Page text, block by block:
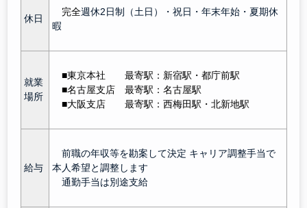
休日
完全週休2日制（土日）・祝日・年末年始・夏期休
暇
就業
場所
■東京本社 最寄駅：新宿駅 ・都庁前駅
■名古屋支店最寄駅：名古屋駅
■大阪支店最寄駅：西梅田駅・北新地駅
給与
前職の年収等を勘案して決定 キャリア調整手当で
本人希望と調整します
通勤手当は別途支給